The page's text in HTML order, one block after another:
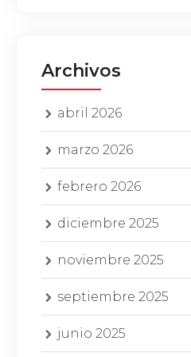
Archivos
abril 2026
marzo 2026
febrero 2026
diciembre 2025
noviembre 2025
septiembre 2025
junio 2025